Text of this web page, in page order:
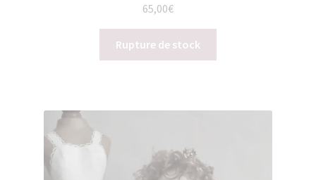
65,00€
Rupture de stock